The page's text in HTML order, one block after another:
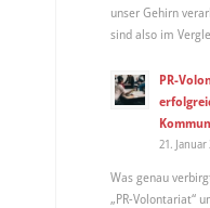
unser Gehirn
sind also im
PR-
21. Januar
Was genau
„PR-Volontariat“